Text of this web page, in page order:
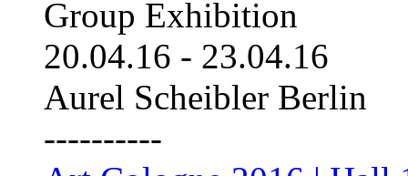
Group Exhibition
20.04.16 - 23.04.16
Aurel Scheibler Berlin
----------